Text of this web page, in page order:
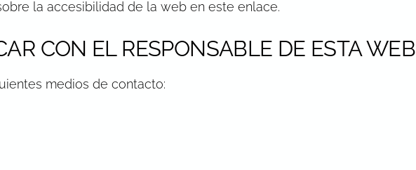
la accesibilidad de la web en este enlace.
CON EL RESPONSABLE DE ESTA WEB
medios de contacto: